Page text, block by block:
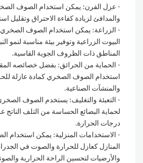
عزل الفرن: يمكن استخدام الصوف
والمدافئ لزيادة كفاءة الاحتراق وتقليل
الزراعة: يمكن استخدام الصوف
البيوت الزراعية وتوفير بيئة مناسبة لنمو
المناطق ذات الظروف الجوية القاسية.
الحماية من الحرائق: بفضل خصائصه
استخدام الصوف الصخري كمادة عازلة
والمنشآت الصناعية.
التعبئة والتغليف: يستخدم الصوف
لحماية البضائع الحساسة من التلف الناتج
درجات الحرارة.
الاستخدامات المنزلية: يمكن
المنازل كعازل للحرارة والصوت في
والأرضيات لتحسين الراحة الحرارية